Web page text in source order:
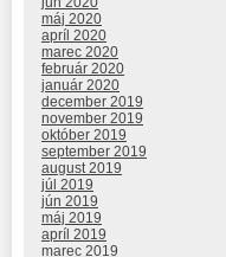
máj 2020
apríl 2020
marec 2020
február 2020
január 2020
december 2019
november 2019
október 2019
september 2019
august 2019
júl 2019
jún 2019
máj 2019
apríl 2019
marec 2019